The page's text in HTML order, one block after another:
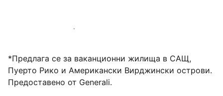
Посрещайте гости с нас днес
*Предлага се за ваканционни жилища в САЩ,
Пуерто Рико и Американски Вирджински острови.
Предоставено от Generali.